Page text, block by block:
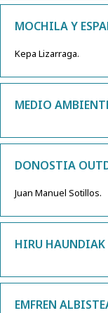
MOCHILA Y
Kepa Lizarraga.
MEDIO
DONOSTIA
Juan Manuel Sotillos.
HIRU
EMFREN